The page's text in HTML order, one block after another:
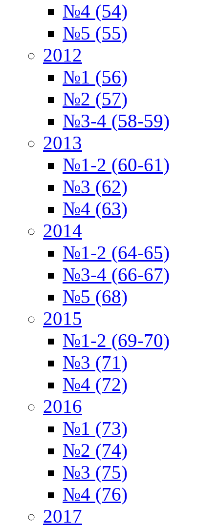
№4 (54)
№5 (55)
2012
№1 (56)
№2 (57)
№3-4 (58-59)
2013
№1-2 (60-61)
№3 (62)
№4 (63)
2014
№1-2 (64-65)
№3-4 (66-67)
№5 (68)
2015
№1-2 (69-70)
№3 (71)
№4 (72)
2016
№1 (73)
№2 (74)
№3 (75)
№4 (76)
2017